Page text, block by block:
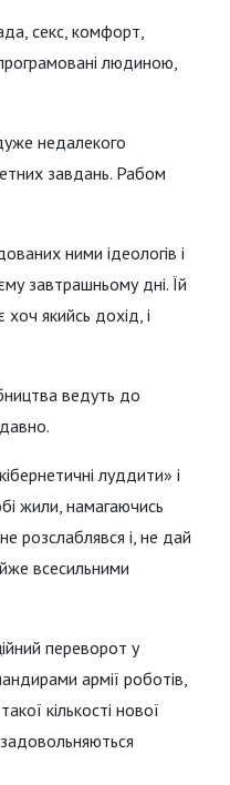
секс, комфорт,
людиною,
недалекого
завдань. Рабом
ними ідеологів і
завтрашньому дні. Їй
якийсь дохід, і
ведуть до
луддити» і
жили, намагаючись
розслаблявся і, не дай
всесильними
переворот у
армії роботів,
кількості нової